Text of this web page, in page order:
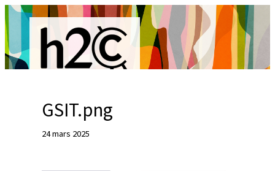
Aller
au
contenu
R
e
GSIT.png
24 mars 2025